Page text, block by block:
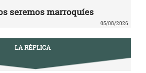
seremos marroquíes
05/08/2026
LA RÉPLICA